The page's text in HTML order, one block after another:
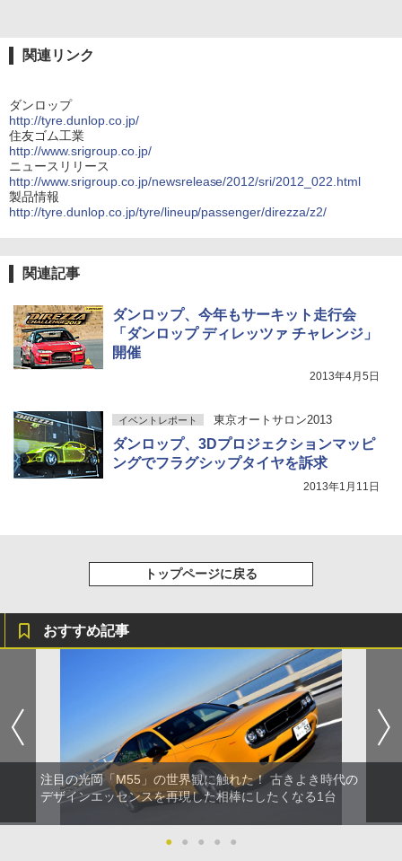
関連リンク
ダンロップ
http://tyre.dunlop.co.jp/
住友ゴム工業
http://www.srigroup.co.jp/
ニュースリリース
http://www.srigroup.co.jp/newsrelease/2012/sri/2012_022.html
製品情報
http://tyre.dunlop.co.jp/tyre/lineup/passenger/direzza/z2/
関連記事
ダンロップ、今年もサーキット走行会
「ダンロップ ディレッツァ チャレンジ」
開催
2013年4月5日
イベントレポート 東京オートサロン2013
ダンロップ、3Dプロジェクションマッピ
ングでフラグシップタイヤを訴求
2013年1月11日
トップページに戻る
おすすめ記事
注目の光岡「M55」の世界観に触れた！ 古きよき時代の
デザインエッセンスを再現した相棒にしたくなる1台
● ● ● ● ●